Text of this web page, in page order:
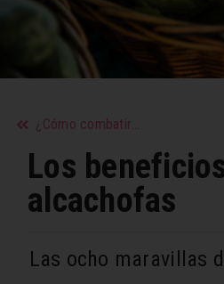
¿Cómo combatir la ciática durante el embarazo?
Los
alcachofas
Las ocho maravillas